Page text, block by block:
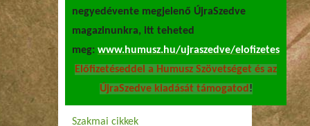
negyedévente megjelenő ÚjraSzedve
magazinunkra, itt teheted
meg: www.humusz.hu/ujraszedve/elofizetes
Előfizetéseddel a Humusz Szövetséget és az
ÚjraSzedve kiadását támogatod !
Szakmai cikkek